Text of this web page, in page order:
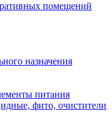
помещений
назначения
питания
фито, очистители